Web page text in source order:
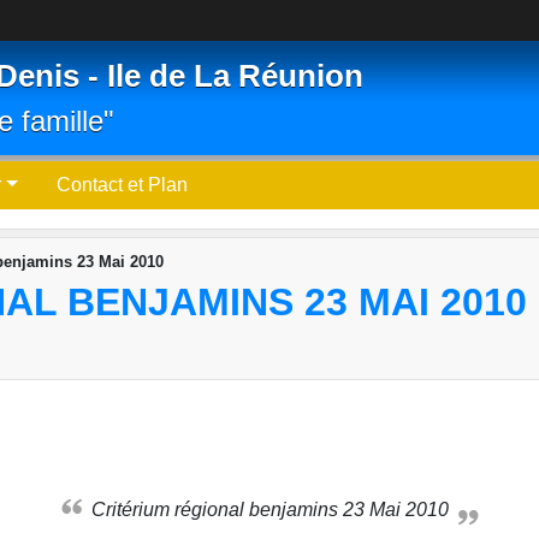
- Ile de La Réunion
famille"
Contact et Plan
23 Mai 2010
BENJAMINS 23 MAI 2010
Critérium régional benjamins 23 Mai 2010